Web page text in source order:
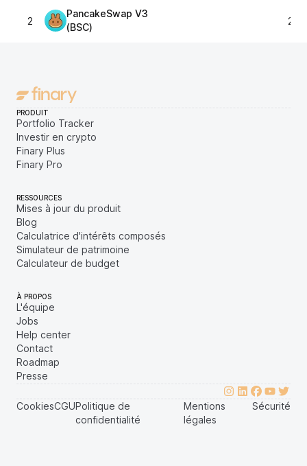
2
PancakeSwap V3
(BSC)
PRODUIT
Portfolio Tracker
Investir en crypto
Finary Plus
Finary Pro
RESSOURCES
Mises à jour du produit
Blog
Calculatrice d'intérêts composés
Simulateur de patrimoine
Calculateur de budget
À PROPOS
L'équipe
Jobs
Help center
Contact
Roadmap
Presse
CookiesCGUPolitique de
confidentialité
Mentions
légales
Sécurité